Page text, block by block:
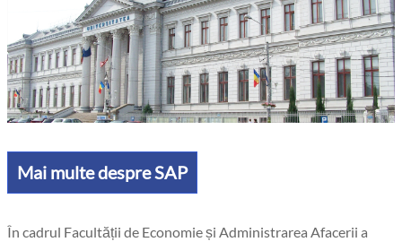
Mai multe despre SAP
În cadrul Facultății de Economie și Administrarea Afacerii a